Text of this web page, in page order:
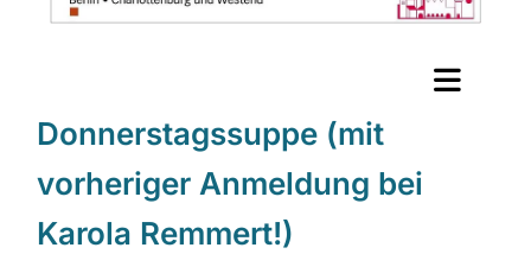
Donnerstagssuppe (mit
vorheriger Anmeldung bei
Karola Remmert!)